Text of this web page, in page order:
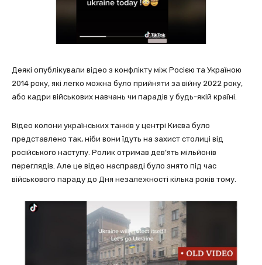
Деякі опублікували відео з конфлікту між Росією та Україною
2014 року, які легко можна було прийняти за війну 2022 року,
або кадри військових навчань чи парадів у будь-якій країні.
Відео колони українських танків у центрі Києва було
представлено так, ніби вони їдуть на захист столиці від
російського наступу. Ролик отримав дев’ять мільйонів
переглядів. Але це відео насправді було знято під час
військового параду до Дня незалежності кілька років тому.